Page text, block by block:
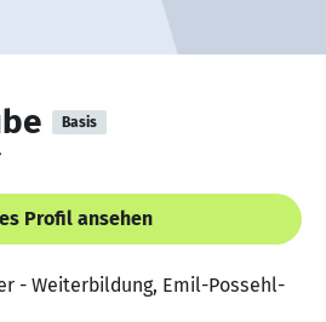
Basis
Profil ansehen
- Weiterbildung, Emil-Possehl-